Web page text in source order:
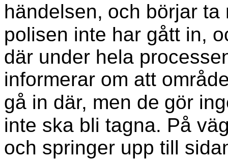
händelsen, och börjar ta
polisen inte har gått in,
där under hela
informerar om att
gå in där, men de gör
inte ska bli tagna. På
och springer upp till